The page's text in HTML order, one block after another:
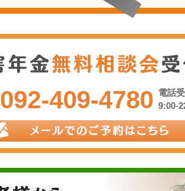
092-409-4780 電話
9:00-